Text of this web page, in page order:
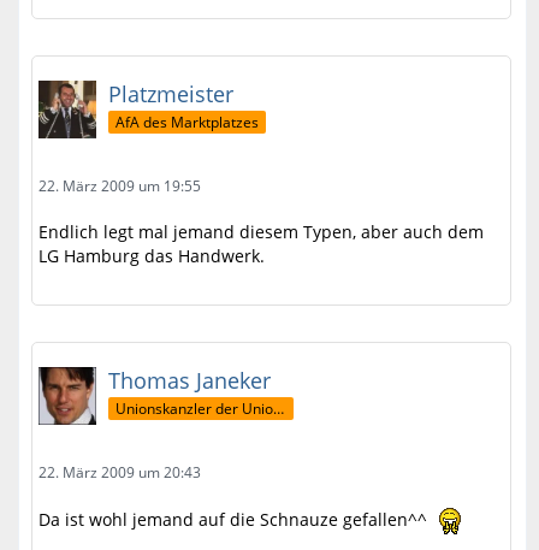
Platzmeister
AfA des Marktplatzes
22. März 2009 um 19:55
Endlich legt mal jemand diesem Typen, aber auch dem
LG Hamburg das Handwerk.
Thomas Janeker
Unionskanzler der Union Sylfaen
22. März 2009 um 20:43
Da ist wohl jemand auf die Schnauze gefallen^^